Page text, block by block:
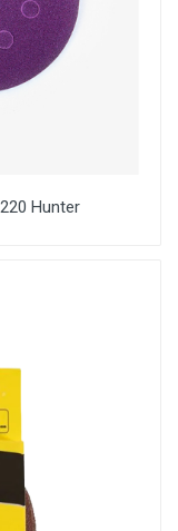
Hunter